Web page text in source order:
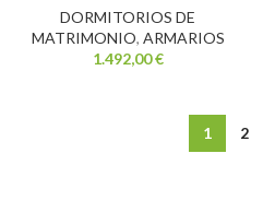
DORMITORIOS DE
MATRIMONIO, ARMARIOS
1.492,00€
1 2